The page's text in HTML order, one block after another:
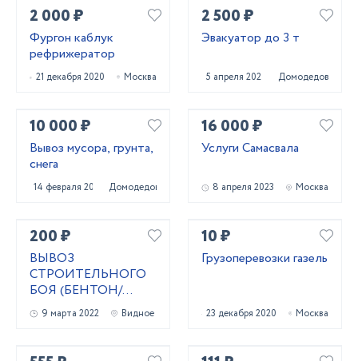
2 000 ₽
Фургон каблук
рефрижератор
21 декабря 2020 Москва
2 500 ₽
Эвакуатор до 3 т
5 апреля 2024 Домодедово
10 000 ₽
Вывоз мусора, грунта,
снега
14 февраля 2022 Домодедово
16 000 ₽
Услуги Самасвала
8 апреля 2023 Москва
200 ₽
ВЫВОЗ
СТРОИТЕЛЬНОГО
БОЯ (БЕНТОН/
КИРПИЧ/СКОЛ)
9 марта 2022 Видное
10 ₽
Грузоперевозки газель
23 декабря 2020 Москва